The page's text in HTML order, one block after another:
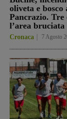
oliveta e bosco
Pancrazio.
l’area bruciata
Cronaca 7 Agosto